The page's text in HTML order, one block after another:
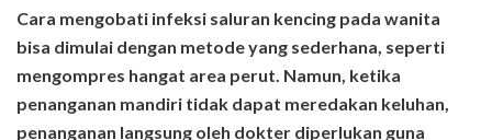
Cara mengobati infeksi saluran kencing pada wanita
bisa dimulai dengan metode yang sederhana, seperti
mengompres hangat area perut. Namun, ketika
penanganan mandiri tidak dapat meredakan keluhan,
penanganan langsung oleh dokter diperlukan guna